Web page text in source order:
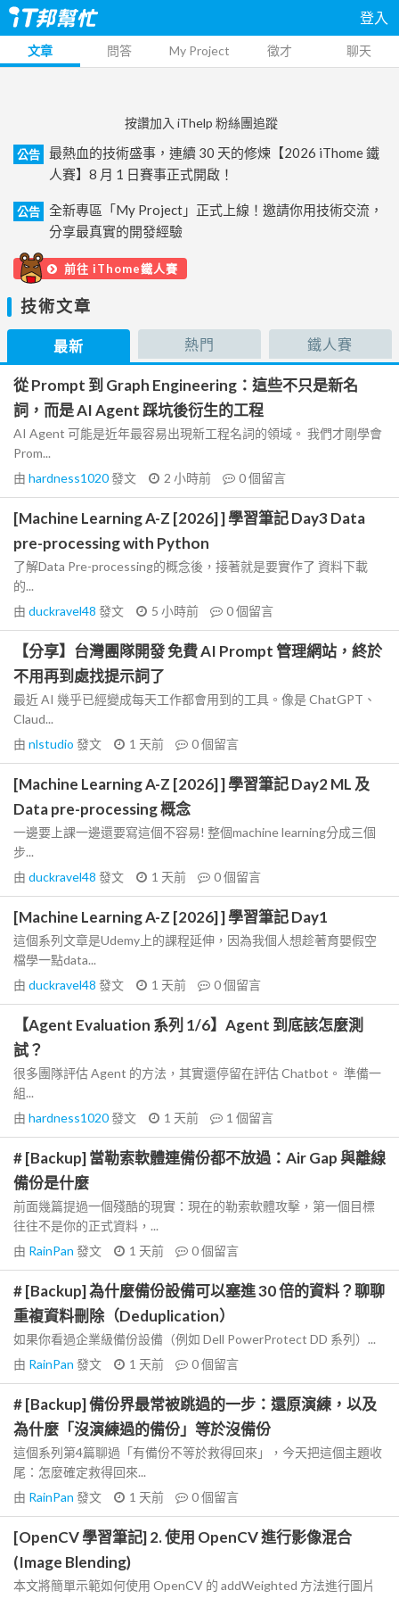
登入
文章 問答 My Project 徵才 聊天
按讚加入 iThelp 粉絲團追蹤
公告
最熱血的技術盛事，連續 30 天的修煉【2026 iThome 鐵
人賽】8 月 1 日賽事正式開啟！
公告
全新專區「My Project」正式上線！邀請你用技術交流，
分享最真實的開發經驗
前往 iThome鐵人賽
技術文章
最新 熱門 鐵人賽
從 Prompt 到 Graph Engineering：這些不只是新名
詞，而是 AI Agent 踩坑後衍生的工程
AI Agent 可能是近年最容易出現新工程名詞的領域。 我們才剛學會
Prom...
由 hardness1020發文 2 小時前 0個留言
[Machine Learning A-Z [2026] ] 學習筆記 Day3 Data
pre-processing with Python
了解Data Pre-processing的概念後，接著就是要實作了 資料下載
的...
由 duckravel48 發文 5 小時前 0個留言
【分享】台灣團隊開發 免費 AI Prompt 管理網站，終於
不用再到處找提示詞了
最近 AI 幾乎已經變成每天工作都會用到的工具。像是 ChatGPT、
Claud...
由 nlstudio 發文 1 天前 0個留言
[Machine Learning A-Z [2026] ] 學習筆記 Day2 ML 及
Data pre-processing 概念
一邊要上課一邊還要寫這個不容易! 整個machine learning分成三個
步...
由 duckravel48 發文 1 天前 0個留言
[Machine Learning A-Z [2026] ] 學習筆記 Day1
這個系列文章是Udemy上的課程延伸，因為我個人想趁著育嬰假空
檔學一點data...
由 duckravel48 發文 1 天前 0個留言
【Agent Evaluation 系列 1/6】Agent 到底該怎麼測
試？
很多團隊評估 Agent 的方法，其實還停留在評估 Chatbot。 準備一
組...
由 hardness1020發文 1 天前 1 個留言
# [Backup] 當勒索軟體連備份都不放過：Air Gap 與離線
備份是什麼
前面幾篇提過一個殘酷的現實：現在的勒索軟體攻擊，第一個目標
往往不是你的正式資料，...
由 RainPan 發文 1 天前 0個留言
# [Backup] 為什麼備份設備可以塞進 30 倍的資料？聊聊
重複資料刪除（Deduplication）
如果你看過企業級備份設備（例如 Dell PowerProtect DD 系列）...
由 RainPan 發文 1 天前 0個留言
# [Backup] 備份界最常被跳過的一步：還原演練，以及
為什麼「沒演練過的備份」等於沒備份
這個系列第4篇聊過「有備份不等於救得回來」，今天把這個主題收
尾：怎麼確定救得回來...
由 RainPan 發文 1 天前 0個留言
[OpenCV 學習筆記] 2. 使用 OpenCV 進行影像混合
(Image Blending)
本文將簡單示範如何使用 OpenCV 的 addWeighted 方法進行圖片